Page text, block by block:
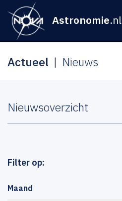
Astronomie.nl
Actueel Nieuws
Nieuwsoverzicht
Filter op:
Maand